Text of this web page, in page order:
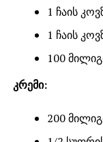
1 ჩაის
1 ჩაის
100
კრემი:
200